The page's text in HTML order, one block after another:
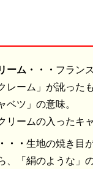
ーム・・・ フラン
レーム」が訛った
ベツ」の意味。
リームの入ったキ
・・ 生地の焼き目
、「絹のような」